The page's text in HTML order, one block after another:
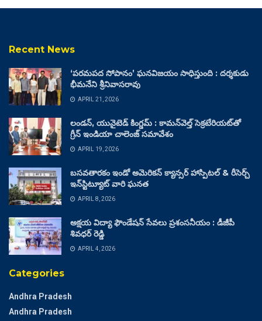
Recent News
‘పరమపద సోపానం’ ఘనవిజయం సాధిస్తుంది : దర్శకుడు
భీమనేని శ్రీనివాసరావు
APRIL 21, 2026
లండన్, యునైటెడ్ కింగ్డమ్ : కామన్‌వెల్త్ సెక్రటేరియట్‌తో
గ్రీన్ ఇండియా చాలెంజ్ సమావేశం
APRIL 19, 2026
బసవతారకం ఇండో అమెరికన్ క్యాన్సర్ హాస్పిటల్ & రీసెర్చ్
ఇన్‌స్టిట్యూట్ వారి ఘనత
APRIL 8, 2026
అక్షయ విద్యా ఫౌండేషన్ సేవలు ప్రశంసనీయం : డీజీపీ
శివధర్ రెడ్డి
APRIL 4, 2026
Categories
Andhra Pradesh
Andhra Pradesh